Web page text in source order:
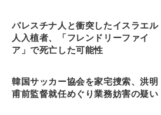
パレスチナ人と衝突したイスラエル
人入植者、「フレンドリーファイ
ア」で死亡した可能性
韓国サッカー協会を家宅捜索、洪明
甫前監督就任めぐり業務妨害の疑い